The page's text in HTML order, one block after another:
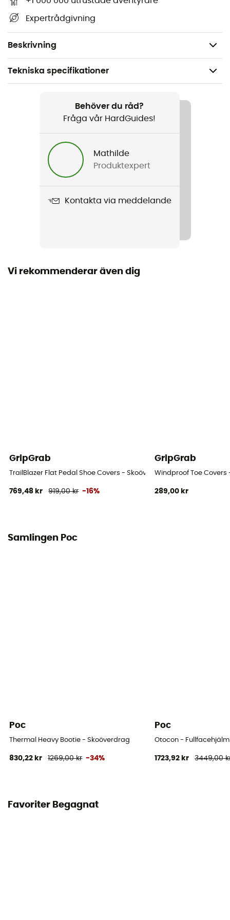
Expertrådgivning
Beskrivning
Reflekterande detaljer.
Tekniska specifikationer
Produktnamn
Thermal Bootie
Behöver du råd?
Fråga vår HardGuides!
Mathilde
Produktexpert
Kontakta via meddelande
Vi rekommenderar även dig
GripGrab
TrailBlazer Flat Pedal Shoe Covers - Skoöverdrag
769,48 kr 919,00 kr -16%
GripGrab
Windproof Toe
289,00 kr
Samlingen Poc
Poc
Thermal Heavy Bootie - Skoöverdrag
830,22 kr 1269,00 kr -34%
Poc
Otocon - Fullfacehjälm
1723,92 kr 3449,00
Favoriter Begagnat